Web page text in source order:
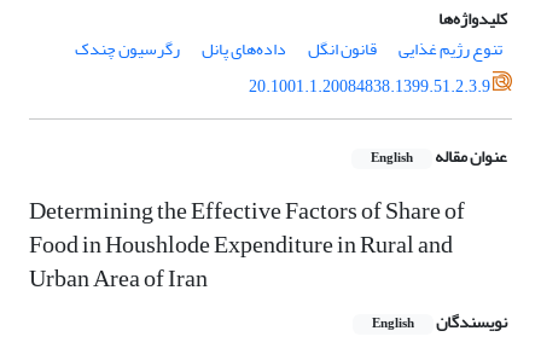
کلیدواژه‌ها
تنوع رژیم غذایی
قانون انگل داده‌های پانل
رگرسیون چندک
20.1001.1.20084838.1399.51.2.3.9
عنوان مقاله English
Determining the Effective Factors of Share of
Food in Houshlode Expenditure in Rural and
Urban Area of Iran
نویسندگان English